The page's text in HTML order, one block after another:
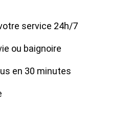
service 24h/7
ou baignoire
en 30 minutes